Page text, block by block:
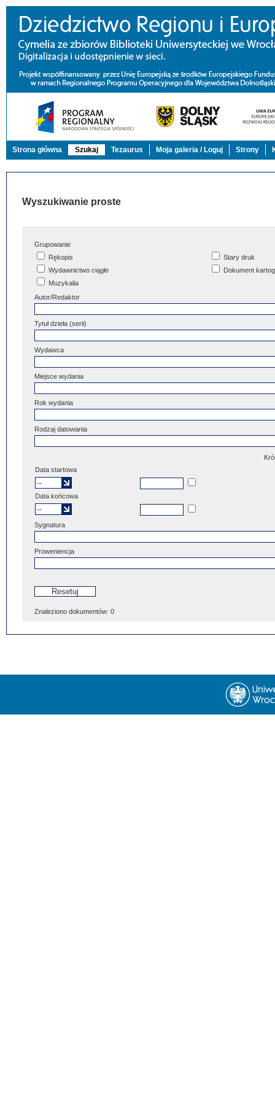
Strona główna Szukaj Tezaurus Moja galeria / Loguj Strony
Wyszukiwanie proste
Grupowanie
Rękopis
Stary druk
Wydawnictwo ciągłe
Dokument
Muzykalia
Autor/Redaktor
Tytuł dzieła (serii)
Wydawca
Miejsce wydania
Rok wydania
Rodzaj datowania
Data startowa
Data końcowa
Sygnatura
Proweniencja
Znaleziono dokumentów: 0